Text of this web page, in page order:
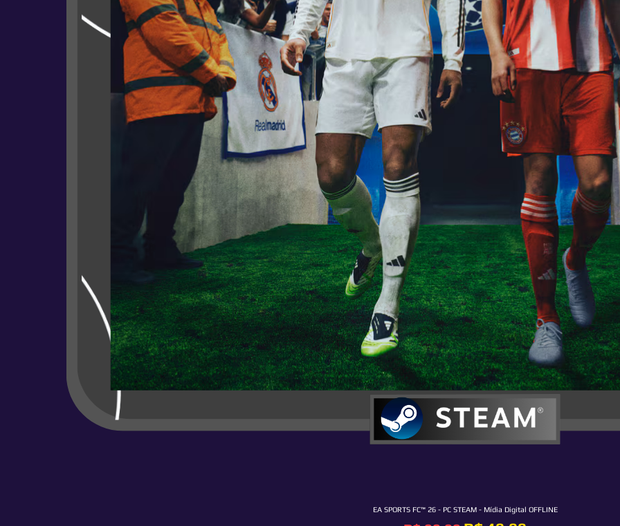
EA SPORTS FC™ 26 - PC STEAM - Mídia Digital OFFLINE